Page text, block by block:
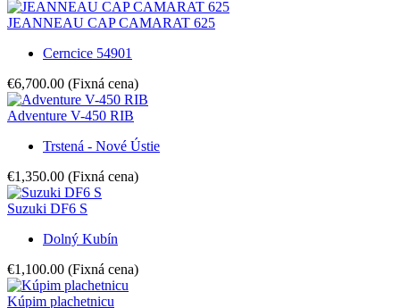
JEANNEAU CAP CAMARAT 625
Cerncice 54901
€6,700.00 (Fixná cena)
Adventure V-450 RIB
Trstená - Nové Ústie
€1,350.00 (Fixná cena)
Suzuki DF6 S
Dolný Kubín
€1,100.00 (Fixná cena)
Kúpim plachetnicu